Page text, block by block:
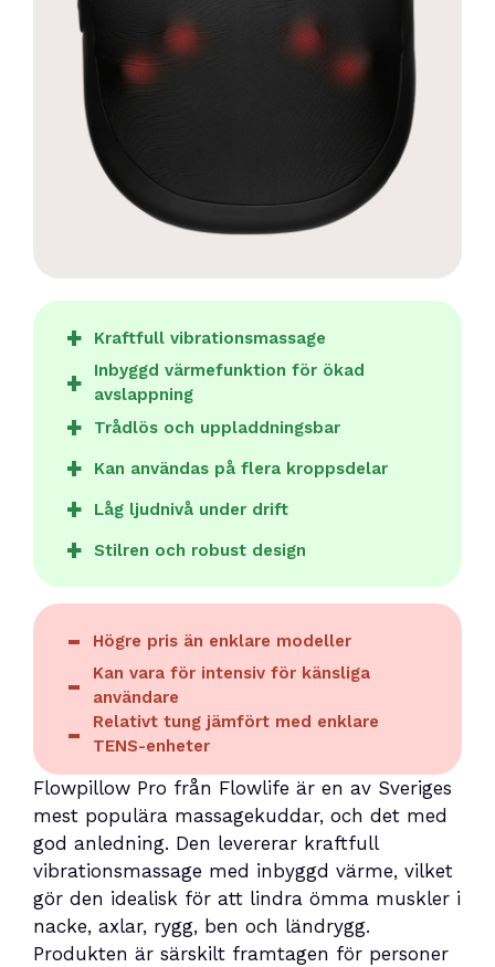
Kraftfull vibrationsmassage
Inbyggd värmefunktion för ökad
avslappning
Trådlös och uppladdningsbar
Kan användas på flera kroppsdelar
Låg ljudnivå under drift
Stilren och robust design
Högre pris än enklare modeller
Kan vara för intensiv för känsliga
användare
Relativt tung jämfört med enklare
TENS-enheter
Flowpillow Pro från Flowlife är en av Sveriges
mest populära massagekuddar, och det med
god anledning. Den levererar kraftfull
vibrationsmassage med inbyggd värme, vilket
gör den idealisk för att lindra ömma muskler i
nacke, axlar, rygg, ben och ländrygg.
Produkten är särskilt framtagen för personer